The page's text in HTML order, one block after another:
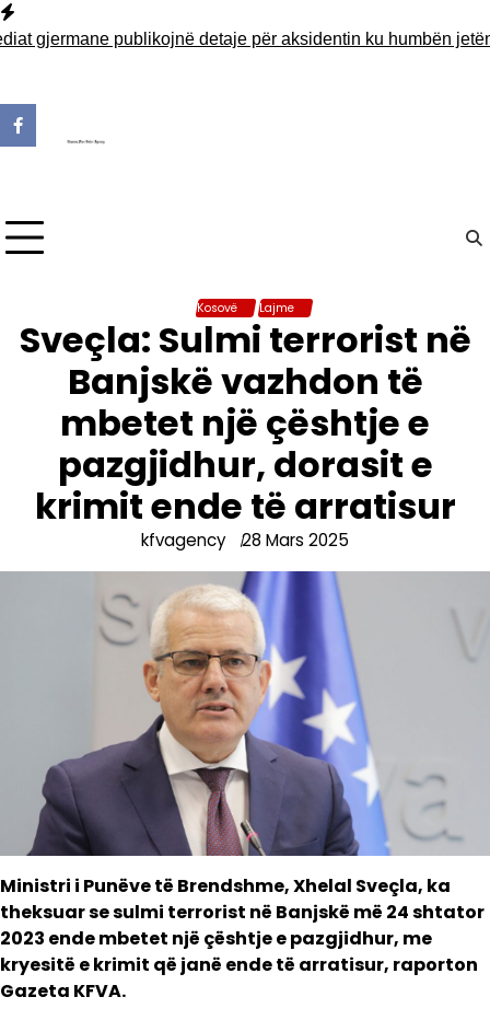
Skip
to
publikojnë detaje për aksidentin ku humbën jetën
Kosovë Lajme
Sveçla: Sulmi terrorist në
Banjskë vazhdon të
mbetet një çështje e
pazgjidhur, dorasit e
krimit ende të arratisur
kfvagency 28 Mars 2025
Ministri i Punëve të Brendshme, Xhelal Sveçla, ka
theksuar se sulmi terrorist në Banjskë më 24 shtator
2023 ende mbetet një çështje e pazgjidhur, me
kryesitë e krimit që janë ende të arratisur, raporton
Gazeta KFVA.